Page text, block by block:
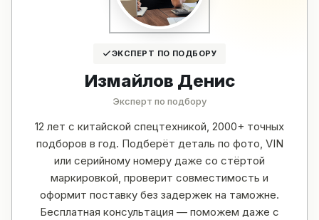
ЭКСПЕРТ ПО ПОДБОРУ
Измайлов Денис
Эксперт по подбору
12 лет с китайской спецтехникой, 2000+ точных
подборов в год. Подберёт деталь по фото, VIN
или серийному номеру даже со стёртой
маркировкой, проверит совместимость и
оформит поставку без задержек на таможне.
Бесплатная консультация — поможем даже с